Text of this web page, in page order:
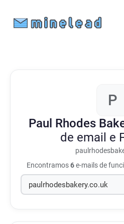
P
Paul Rhodes
de email e
Encontramos6e-mails de